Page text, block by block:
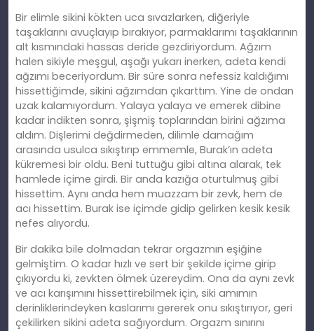
Bir elimle sikini kökten uca sıvazlarken, diğeriyle
taşaklarını avuçlayıp bırakıyor, parmaklarımı taşaklarının
alt kısmındaki hassas deride gezdiriyordum. Ağzım
halen sikiyle meşgul, aşağı yukarı inerken, adeta kendi
ağzımı beceriyordum. Bir süre sonra nefessiz kaldığımı
hissettiğimde, sikini ağzımdan çıkarttım. Yine de ondan
uzak kalamıyordum. Yalaya yalaya ve emerek dibine
kadar indikten sonra, şişmiş toplarından birini ağzıma
aldım. Dişlerimi değdirmeden, dilimle damağım
arasında usulca sıkıştırıp emmemle, Burak’ın adeta
kükremesi bir oldu. Beni tuttuğu gibi altına alarak, tek
hamlede içime girdi. Bir anda kazığa oturtulmuş gibi
hissettim. Aynı anda hem muazzam bir zevk, hem de
acı hissettim. Burak ise içimde gidip gelirken kesik kesik
nefes alıyordu.
Bir dakika bile dolmadan tekrar orgazmın eşiğine
gelmiştim. O kadar hızlı ve sert bir şekilde içime girip
çıkıyordu ki, zevkten ölmek üzereydim. Ona da aynı zevk
ve acı karışımını hissettirebilmek için, siki amımın
derinliklerindeyken kaslarımı gererek onu sıkıştırıyor, geri
çekilirken sikini adeta sağıyordum. Orgazm sınırını